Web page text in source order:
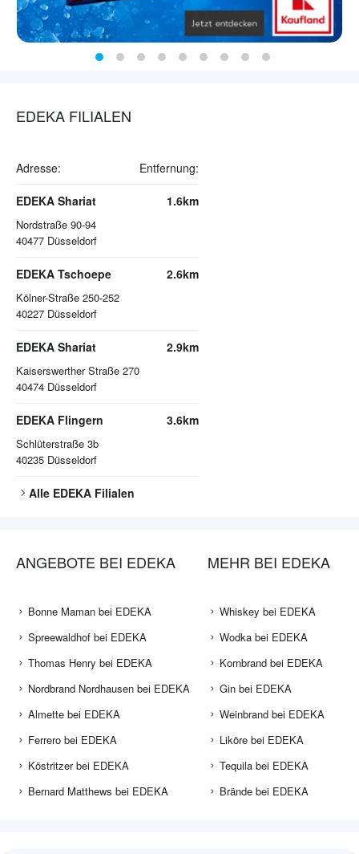
EDEKA FILIALEN
Adresse: Entfernung:
EDEKA Shariat
Nordstraße 90-94
40477 Düsseldorf
1.6km
EDEKA Tschoepe
Kölner-Straße 250-252
40227 Düsseldorf
2.6km
EDEKA Shariat
Kaiserswerther Straße 270
40474 Düsseldorf
2.9km
EDEKA Flingern
Schlüterstraße 3b
40235 Düsseldorf
3.6km
Alle EDEKA Filialen
ANGEBOTE BEI EDEKA
Bonne Maman bei EDEKA
Spreewaldhof bei EDEKA
Thomas Henry bei EDEKA
Nordbrand Nordhausen bei EDEKA
Almette bei EDEKA
Ferrero bei EDEKA
Köstritzer bei EDEKA
Bernard Matthews bei EDEKA
MEHR BEI EDEKA
Whiskey bei EDEKA
Wodka bei EDEKA
Kornbrand bei EDEKA
Gin bei EDEKA
Weinbrand bei EDEKA
Liköre bei EDEKA
Tequila bei EDEKA
Brände bei EDEKA